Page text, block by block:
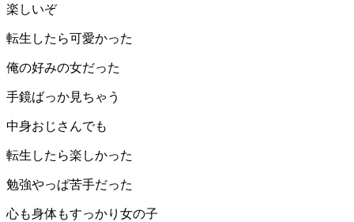
楽しいぞ
転生したら可愛かった
俺の好みの女だった
手鏡ばっか見ちゃう
中身おじさんでも
転生したら楽しかった
勉強やっぱ苦手だった
心も身体もすっかり女の子